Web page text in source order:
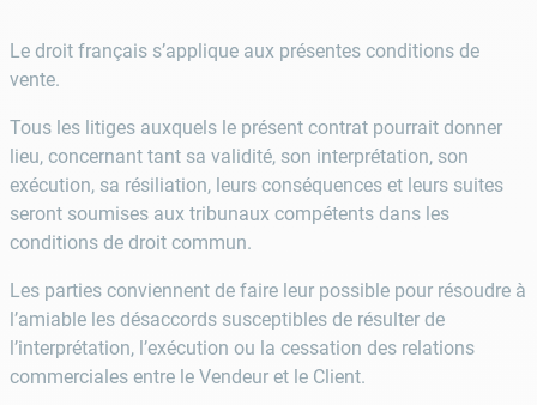
Le droit français s’applique aux présentes conditions de
vente.
Tous les litiges auxquels le présent contrat pourrait donner
lieu, concernant tant sa validité, son interprétation, son
exécution, sa résiliation, leurs conséquences et leurs suites
seront soumises aux tribunaux compétents dans les
conditions de droit commun.
Les parties conviennent de faire leur possible pour résoudre à
l’amiable les désaccords susceptibles de résulter de
l’interprétation, l’exécution ou la cessation des relations
commerciales entre le Vendeur et le Client.